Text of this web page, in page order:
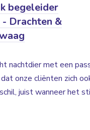
begeleider
Drachten &
nachtdier met een
dat onze cliënten zich
juist wanneer het